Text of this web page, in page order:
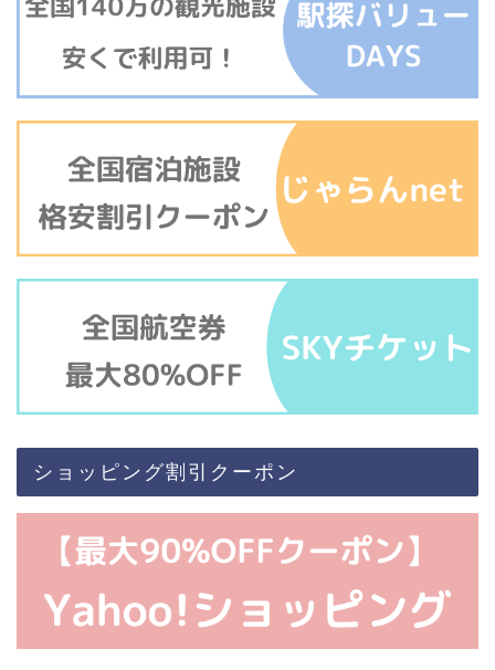
ショッピング割引クーポン